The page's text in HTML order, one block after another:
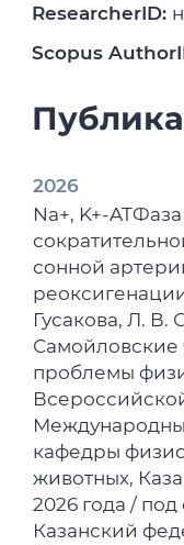
ResearcherID:
Scopus
2026
Nа+, K+-
сонной
Гусакова, Л. В.
Самойловские
проблемы
кафедры
животных,
2026 года /
Казанский